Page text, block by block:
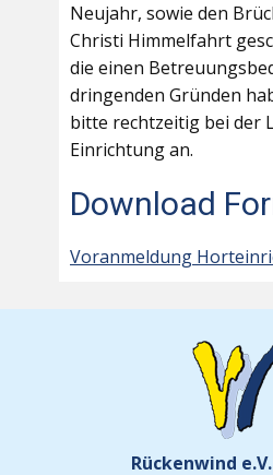
Neujahr, sowie den
Christi Himmelfahrt
die einen
dringenden Gründen
bitte rechtzeitig bei der
Einrichtung an.
Download
Voranmeldung
Rückenwind